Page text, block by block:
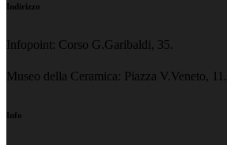
Indirizzo
Infopoint: Corso G.Garibaldi, 35.
Museo della Ceramica: Piazza V.Veneto, 11.
Info